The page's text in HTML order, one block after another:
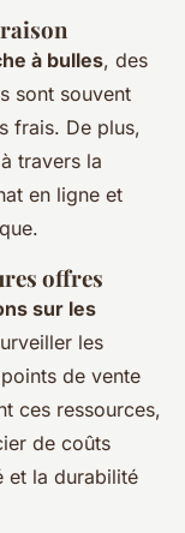
à bulles, des
sont souvent
frais. De plus,
travers la
en ligne et
offres
sur les
les
de vente
ces ressources,
de coûts
et la durabilité